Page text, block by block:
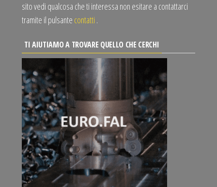
sito vedi qualcosa che ti interessa non esitare a contattarci
tramite il pulsante contatti .
TI AIUTIAMO A TROVARE QUELLO CHE CERCHI